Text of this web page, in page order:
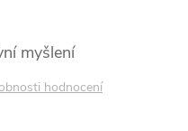
myšlení
hodnocení